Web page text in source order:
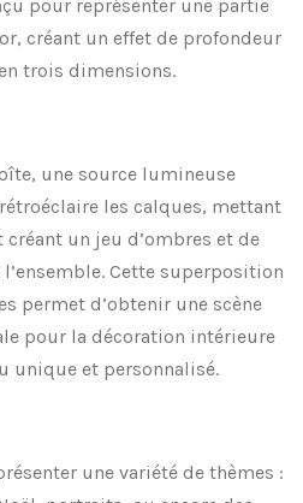
pour représenter une partie
créant un effet de profondeur
trois dimensions.
une source lumineuse
les calques, mettant
un jeu d’ombres et de
Cette superposition
permet d’obtenir une scène
pour la décoration intérieure
unique et personnalisé.
une variété de thèmes :